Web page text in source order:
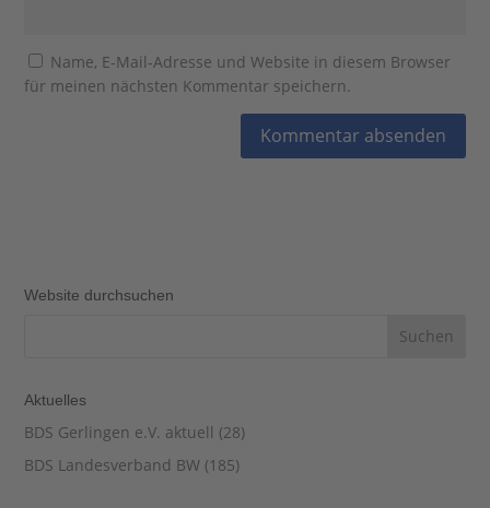
Name, E-Mail-Adresse und Website in diesem Browser
für meinen nächsten Kommentar speichern.
Website durchsuchen
Aktuelles
BDS Gerlingen e.V. aktuell (28)
BDS Landesverband BW (185)